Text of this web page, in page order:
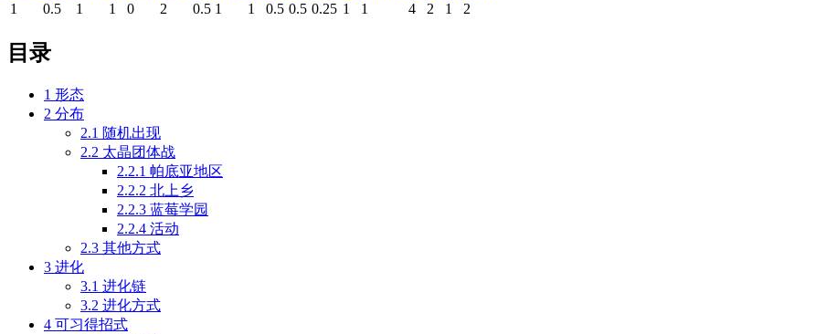
1
0.5 1 1 0 2 0.5 1 1 0.5 0.5 0.25 1 1 4 2 1 2
目录
1 形态
2 分布
2.1 随机出现
2.2 太晶团体战
2.2.1 帕底亚地区
2.2.2 北上乡
2.2.3 蓝莓学园
2.2.4 活动
2.3 其他方式
3 进化
3.1 进化链
3.2 进化方式
4 可习得招式